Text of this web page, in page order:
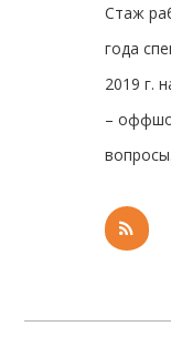
Стаж
года
2019 г.
–
вопросы.